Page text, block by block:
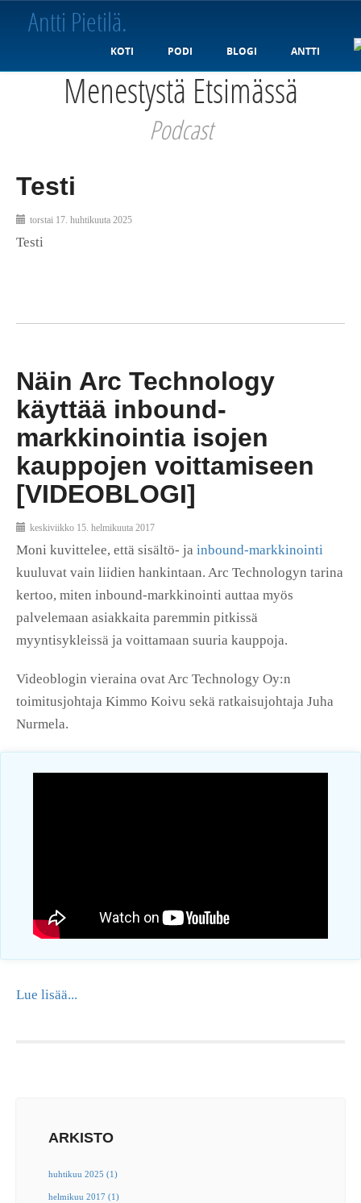
Antti Pietilä.
KOTI PODI BLOGI ANTTI
Menestystä Etsimässä
Podcast
Testi
torstai 17. huhtikuuta 2025
Testi
Näin Arc Technology
käyttää inbound-
markkinointia isojen
kauppojen voittamiseen
[VIDEOBLOGI]
keskiviikko 15. helmikuuta 2017
Moni kuvittelee, että sisältö- ja inbound-markkinointi
kuuluvat vain liidien hankintaan. Arc Technologyn tarina
kertoo, miten inbound-markkinointi auttaa myös
palvelemaan asiakkaita paremmin pitkissä
myyntisykleissä ja voittamaan suuria kauppoja.
Videoblogin vieraina ovat Arc Technology Oy:n
toimitusjohtaja Kimmo Koivu sekä ratkaisujohtaja Juha
Nurmela.
Lue lisää...
ARKISTO
huhtikuu 2025 (1)
helmikuu 2017 (1)